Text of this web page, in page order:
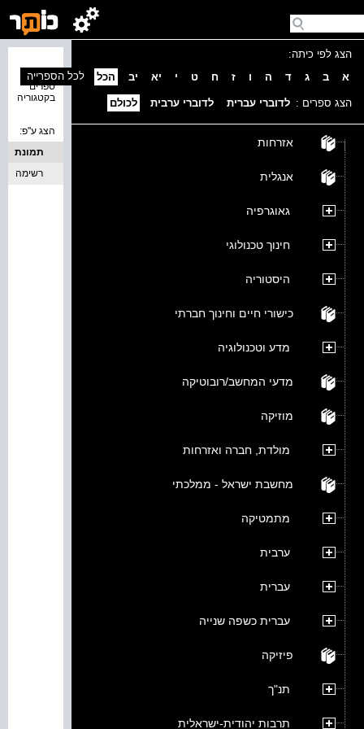
הצג לפי כיתה:
א
ב ג ד ה ו ז ח ט י יא יב הכל
הצג ספרים : לדוברי עברית לדוברי ערבית לכולם
אזרחות
אנגלית
גאוגרפיה
חינוך טכנולוגי
היסטוריה
כישורי חיים וחינוך חברתי
מדע וטכנולוגיה
מדעי המחשב/רובוטיקה
מוזיקה
מולדת, חברה ואזרחות
מחשבת ישראל - ממלכתי
מתמטיקה
ערבית
עברית
עברית כשפה שנייה
פיזיקה
תנ"ך
תרבות יהודית-ישראלית
ספרים
בקטגוריה
לכל הספרייה
הצג ע''פ:
תמונת
כריכה
רשימה